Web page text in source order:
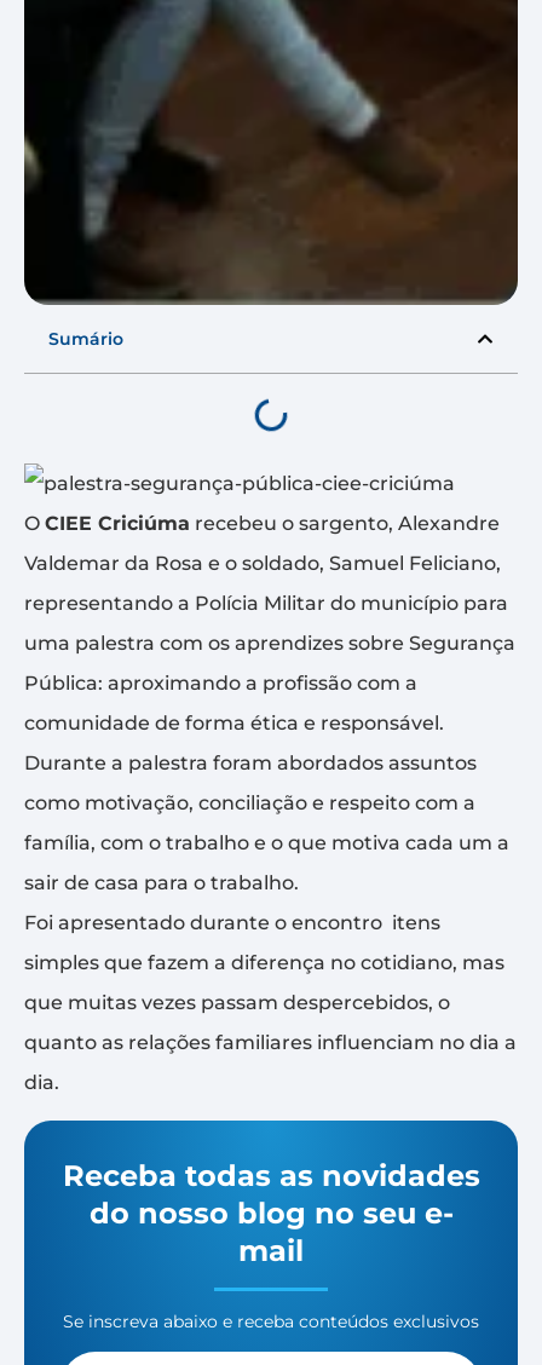
Sumário
O CIEE Criciúma recebeu o sargento, Alexandre
Valdemar da Rosa e o soldado, Samuel Feliciano,
representando a Polícia Militar do município para
uma palestra com os aprendizes sobre Segurança
Pública: aproximando a profissão com a
comunidade de forma ética e responsável.
Durante a palestra foram abordados assuntos
como motivação, conciliação e respeito com a
família, com o trabalho e o que motiva cada um a
sair de casa para o trabalho.
Foi apresentado durante o encontro itens
simples que fazem a diferença no cotidiano, mas
que muitas vezes passam despercebidos, o
quanto as relações familiares influenciam no dia a
dia.
Receba todas as novidades
do nosso blog no seu e-
mail
Se inscreva abaixo e receba conteúdos exclusivos